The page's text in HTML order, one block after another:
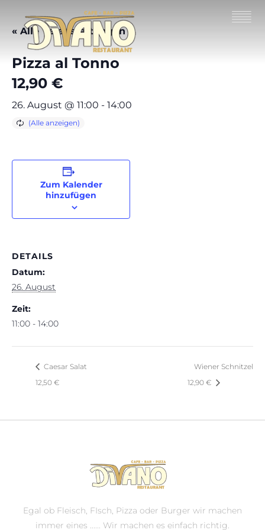
« Alle Veranstaltungen
Pizza al Tonno
12,90 €
26. August @ 11:00 - 14:00
Zum Kalender
hinzufügen
DETAILS
Datum:
26. August
Zeit:
11:00 - 14:00
Caesar Salat
12,50 €
Wiener Schnitzel
12,90 €
Egal ob Fleisch, FIsch, Pizza oder Burger wir machen
immer eines ...... Wir machen es einfach richtig.